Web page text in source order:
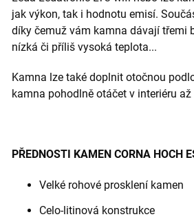
jak výkon, tak i hodnotu emisí.
díky čemuž vám kamna dávají třemi
nízká či příliš vysoká teplota...
Kamna lze také doplnit otočnou
kamna pohodlně otáčet v interiéru až
PŘEDNOSTI KAMEN CORNA HOCH
Velké rohové prosklení kamen
Celo-litinová konstrukce